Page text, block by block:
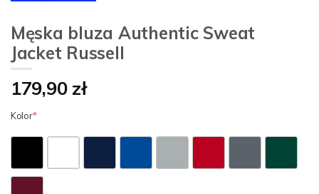
Męska bluza Authentic Sweat
Jacket Russell
179,90 zł
Kolor